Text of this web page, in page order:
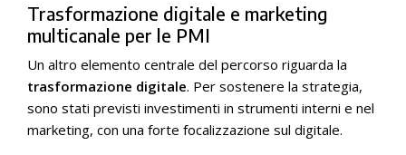
Trasformazione digitale e marketing
multicanale per le PMI
Un altro elemento centrale del percorso riguarda la
trasformazione digitale. Per sostenere la strategia,
sono stati previsti investimenti in strumenti interni e nel
marketing, con una forte focalizzazione sul digitale.